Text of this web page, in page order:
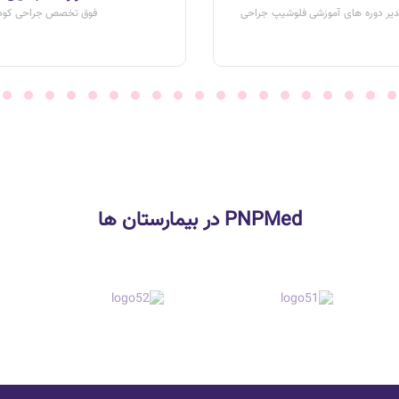
دوره های آموزشی فلوشیپ جراحی
فوق تخصص جراحی
PNPMed در بیمارستان ها